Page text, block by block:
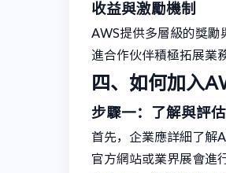
收益與激勵機制
AWS提供多層級的獎
進合作伙伴積極拓展業
四、如何加入
步驟一：了解與評估
首先，企業應詳細了解
官方網站或業界展會進